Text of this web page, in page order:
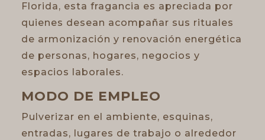
Florida, esta fragancia es apreciada por
quienes desean acompañar sus rituales
de armonización y renovación energética
de personas, hogares, negocios y
espacios laborales.
MODO DE EMPLEO
Pulverizar en el ambiente, esquinas,
entradas, lugares de trabajo o alrededor